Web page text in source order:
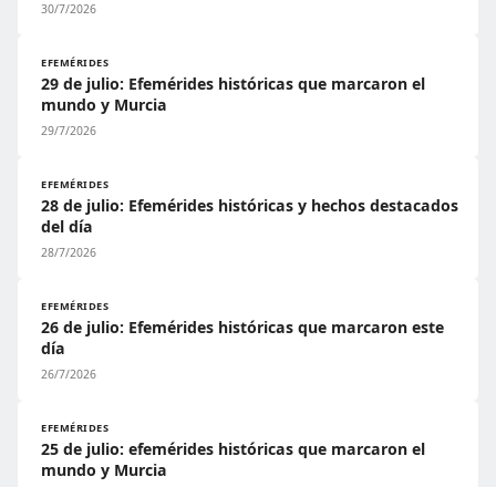
30/7/2026
EFEMÉRIDES
29 de julio: Efemérides históricas que marcaron el
mundo y Murcia
29/7/2026
EFEMÉRIDES
28 de julio: Efemérides históricas y hechos destacados
del día
28/7/2026
EFEMÉRIDES
26 de julio: Efemérides históricas que marcaron este
día
26/7/2026
EFEMÉRIDES
25 de julio: efemérides históricas que marcaron el
mundo y Murcia